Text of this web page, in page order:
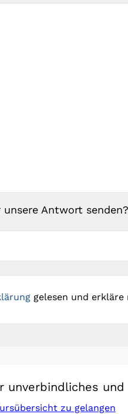
Antwort senden?
gelesen und
unverbindliches
zu gelangen